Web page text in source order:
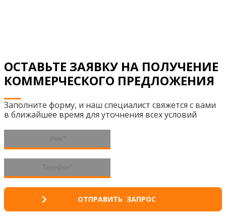
ОСТАВЬТЕ ЗАЯВКУ НА ПОЛУЧЕНИЕ
КОММЕРЧЕСКОГО ПРЕДЛОЖЕНИЯ
Заполните форму, и наш специалист свяжется с вами
в ближайшее время для уточнения всех условий